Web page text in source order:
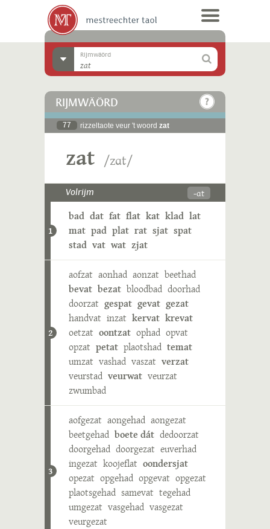
Rijmwäörd
RIJMWÄÖRD
77 rizzeltaote veur 't woord zat
zat /zɑt/
Volrijm -ɑt
1
bad dat fat flat kat klad lat
mat pad plat rat sjat spat
stad vat wat zjat
2
aofzat aonhad aonzat beethad
bevat bezat bloodbad doorhad
doorzat gespat gevat gezat
handvat inzat kervat krevat
oetzat oontzat ophad opvat
opzat petat plaotshad temat
umzat vashad vaszat verzat
veurstad veurwat veurzat
zwumbad
3
aofgezat aongehad aongezat
beetgehad boete dát dedoorzat
doorgehad doorgezat euverhad
ingezat koojeflat oondersjat
opezat opgehad opgevat opgezat
plaotsgehad samevat tegehad
umgezat vasgehad vasgezat
veurgezat